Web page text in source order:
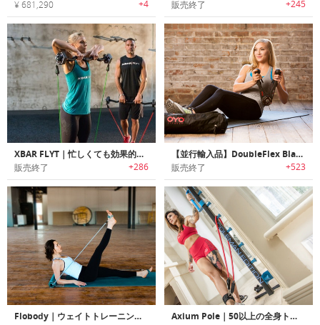
¥ 681,290 +4 販売終了 +245
XBAR FLYT｜忙しくても効果的なワークアウトが可能なトラベルフレンドリーパーソナルフィットネスシステム「Xバーフライト」
販売終了 +286
【並行輸入品】DoubleFlex Black｜NASAでも採用されている技術を使用したトータルボディーポータブルジム「ダブルフレックスブラック」
販売終了 +523
Flobody｜ウェイトトレーニングを自宅でできるポータブルフィットネスマット「フローボディ」 Axium Pole｜50以上の全身トレーニング可能な軽量・ポータブルホームジム「アキシウムポール」